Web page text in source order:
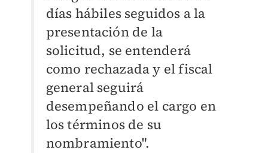
días hábiles seguidos a la
presentación de la
solicitud, se entenderá
como rechazada y el fiscal
general seguirá
desempeñando el cargo en
los términos de su
nombramiento".